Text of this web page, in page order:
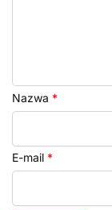
Nazwa *
E-mail *